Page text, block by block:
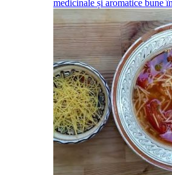
medicinale și aromatice bune